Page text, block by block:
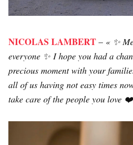
NICOLAS LAMBERT – « ✨
everyone ✨ I hope you had a
precious moment with your
all of us having not easy times
take care of the people you love